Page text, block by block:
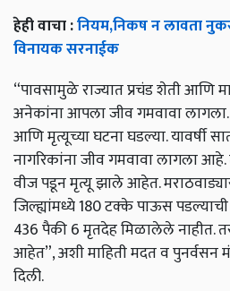
हेही वाचा :नियम,निकष न लावता
विनायक सरनाईक
“पावसामुळे राज्यात प्रचंड शेती आणि
अनेकांना आपला जीव गमवावा लागला.
आणि मृत्यूच्या घटना घडल्या. यावर्षी
नागरिकांना जीव गमवावा लागला
वीज पडून मृत्यू झाले आहेत.
जिल्ह्यांमध्ये 180 टक्के पाऊस
436 पैकी 6 मृतदेह मिळालेले
आहेत”, अशी माहिती मदत व पुनर्वसन
दिली.